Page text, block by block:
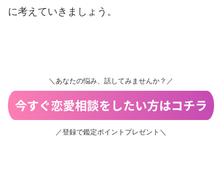
に考えていきましょう。
＼あなたの悩み、話してみませんか？／
／登録で鑑定ポイントプレゼント＼